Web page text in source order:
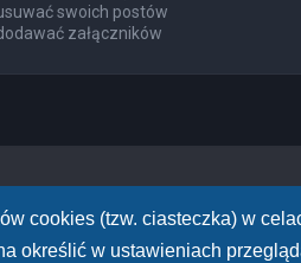
cookies (tzw. ciasteczka) w
określić w ustawieniach
swoich postów
załączników
by
PlanetStyles